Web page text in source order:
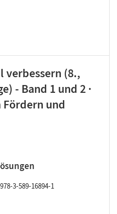
verbessern (8.,
- Band 1 und 2 ·
und
3-589-16894-1